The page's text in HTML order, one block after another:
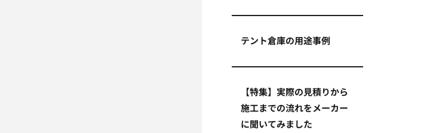
テント倉庫の用途事例
【特集】実際の見積りから
施工までの流れをメーカー
に聞いてみました